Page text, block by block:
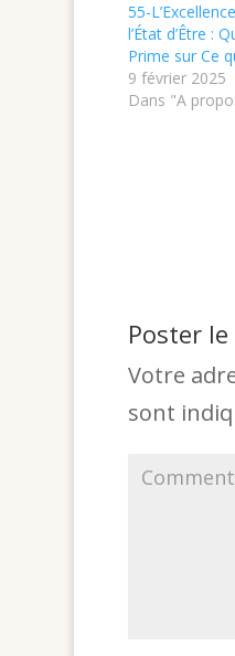
55-
l’État d’Être :
Prime sur Ce
9 février 2025
Dans "A
Poster
Votre
sont